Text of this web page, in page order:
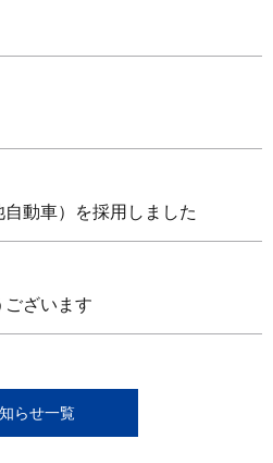
動車）を採用しました
ざいます
らせ一覧